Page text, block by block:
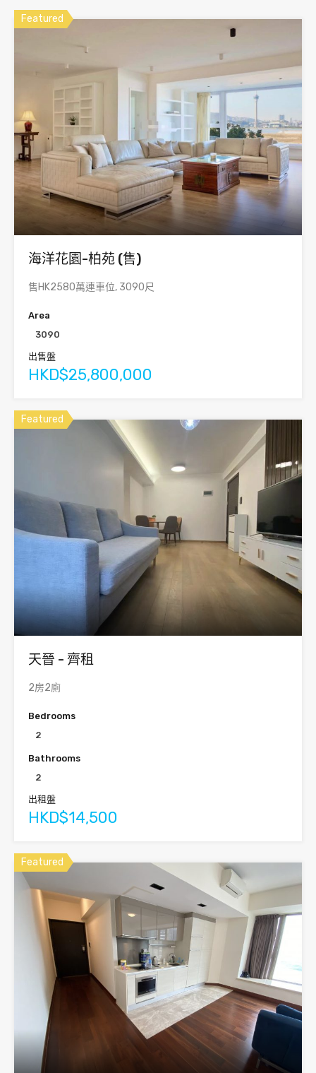
Featured
海洋花園-柏苑 (售)
售HK2580萬連車位, 3090尺
Area
3090
出售盤
HKD$25,800,000
Featured
天晉 - 齊租
2房2廁
Bedrooms
2
Bathrooms
2
出租盤
HKD$14,500
Featured